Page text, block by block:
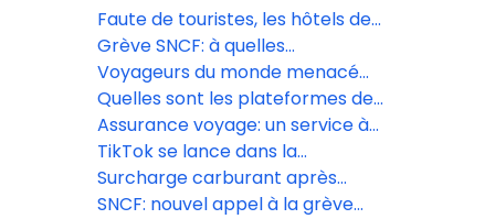
l’intelligence artificielle
s’ouvre aux OTA, sans renoncer
aux agences traditionnelles
Faute de touristes, les hôtels de
luxe de Dubaï cassent les prix
Grève SNCF: à quelles
perturbations s’attendre
mercredi 10 juin?
Voyageurs du monde menacé
d’une amende de 1,8 million
d’euros par la Cnil
Quelles sont les plateformes de
voyage préférées des Français?
Assurance voyage: un service à
forte valeur ajoutée
TikTok se lance dans la
réservation de voyages avec
Booking.com, Expedia et
Surcharge carburant après
l’achat : Volotea rétropédale, mais
SNCF: nouvel appel à la grève